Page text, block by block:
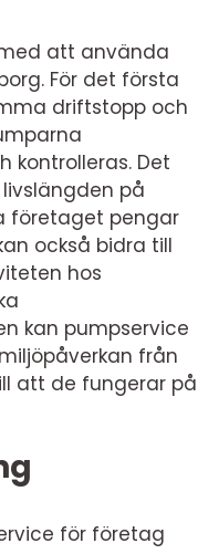
att använda
För det första
driftstopp och
kontrolleras. Det
på
företaget pengar
också bidra till
hos
kan pumpservice
från
att de fungerar på
för företag